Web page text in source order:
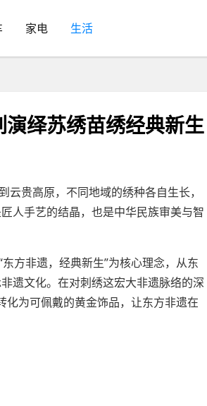
家电 生活
绎苏绣苗绣经典新生
贵高原，不同地域的绣种各自生长，
人手艺的结晶，也是中华民族审美与智
方非遗，经典新生”为核心理念，从东
遗文化。在对刺绣这宏大非遗脉络的深
化为可佩戴的黄金饰品，让东方非遗在